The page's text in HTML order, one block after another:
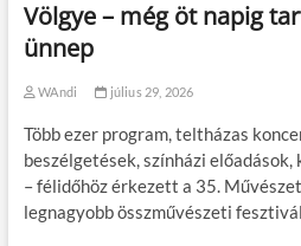
Völgye – még öt napig
ünnep
WAndi július 29, 2026
Több ezer program, teltházas
beszélgetések, színházi
– félidőhöz érkezett a 35.
legnagyobb összművészeti